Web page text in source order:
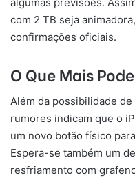
com 2 TB seja
confirmações oficiais.
O Que Mais
Além da possibilidade
rumores indicam que o
um novo botão físico
Espera-se também um
resfriamento com